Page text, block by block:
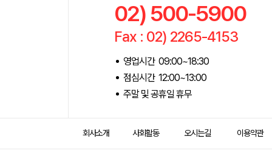
02) 500-5900
Fax : 02) 2265-4153
영업시간 09:00~18:30
점심시간 12:00~13:00
주말 및 공휴일 휴무
회사소개 사회활동 오시는길 이용약관